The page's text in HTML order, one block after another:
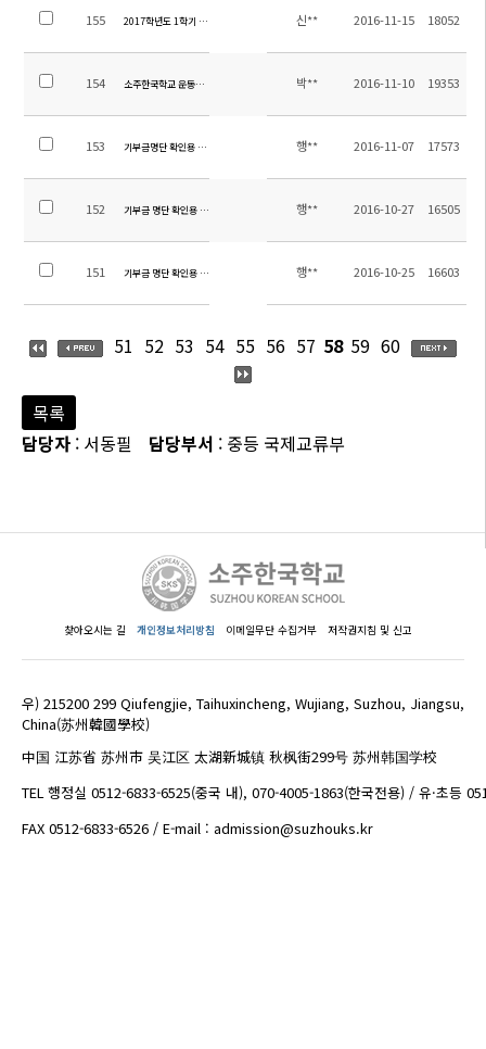
155 2017학년도 1학기 신, 편입학시험 시행 계획 안내
신** 2016-11-15 18052
154 소주한국학교 운동장 우레탄 트렉 설치공사 입찰 공고(긴급)
박** 2016-11-10 19353
153 기부금명단 확인용 공지 행** 2016-11-07 17573
152 기부금 명단 확인용 공지(2011~20161026) 행** 2016-10-27 16505
151 기부금 명단 확인용 공지 행** 2016-10-25 16603
51 52 53 54 55 56 57 58 59 60
목록
담당자 : 서동필 담당부서 : 중등 국제교류부
찾아오시는 길 개인정보처리방침 이메일무단 수집거부 저작권지침 및 신고
우) 215200 299 Qiufengjie, Taihuxincheng, Wujiang, Suzhou, Jiangsu,
China(苏州韓國學校)
中国 江苏省 苏州市 吴江区 太湖新城镇 秋枫街299号 苏州韩国学校
TEL 행정실 0512-6833-6525(중국 내), 070-4005-1863(한국전용) / 유·초등
FAX 0512-6833-6526 / E-mail : admission@suzhouks.kr